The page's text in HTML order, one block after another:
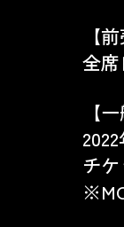
【
全
【
チ